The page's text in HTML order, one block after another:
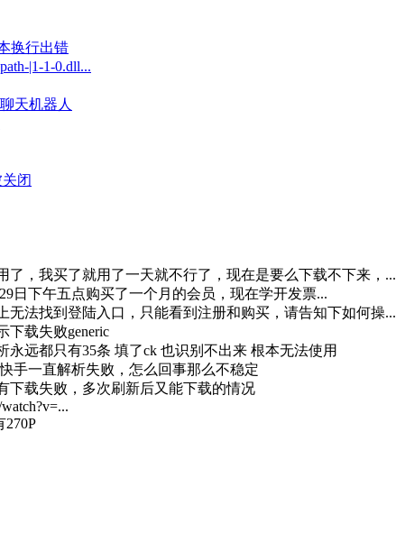
换行出错
|1-1-0.dll...
天机器人
闭
了，我买了就用了一天就不行了，现在是要么下载不下来，...
日下午五点购买了一个月的会员，现在学开发票...
无法找到登陆入口，只能看到注册和购买，请告知下如何操...
下载失败generic
永远都只有35条 填了ck 也识别不出来 根本无法使用
手一直解析失败，怎么回事那么不稳定
下载失败，多次刷新后又能下载的情况
270P